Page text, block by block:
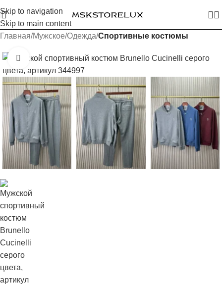
Skip to navigation
Skip to main content
Главная Мужское Одежда Спортивные костюмы
Увеличить изображение